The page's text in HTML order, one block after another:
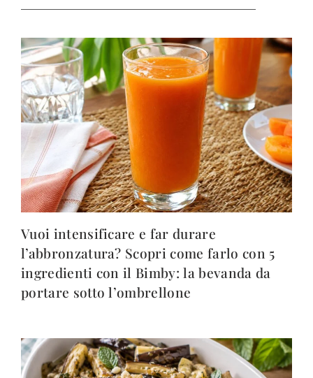
Vuoi intensificare e far durare
l’abbronzatura? Scopri come farlo con 5
ingredienti con il Bimby: la bevanda da
portare sotto l’ombrellone